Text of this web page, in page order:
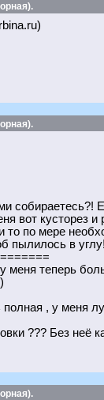
собираетесь?!
вот кусторез и
то по мере
пылилось в
меня теперь
, у меня
??? Без неё